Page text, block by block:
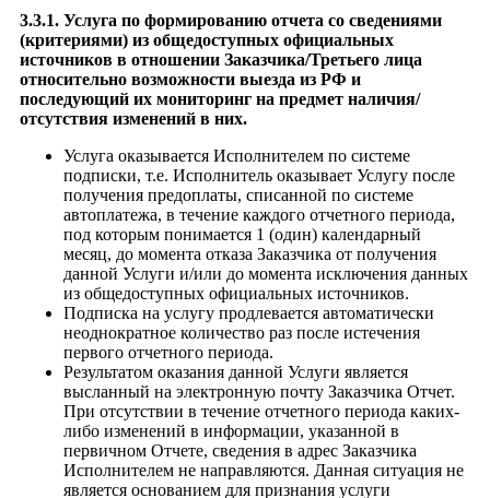
3.3.1. Услуга по формированию отчета со сведениями
(критериями) из общедоступных официальных
источников в отношении Заказчика/Третьего лица
относительно возможности выезда из РФ и
последующий их мониторинг на предмет наличия/
отсутствия изменений в них.
Услуга оказывается Исполнителем по системе
подписки, т.е. Исполнитель оказывает Услугу после
получения предоплаты, списанной по системе
автоплатежа, в течение каждого отчетного периода,
под которым понимается 1 (один) календарный
месяц, до момента отказа Заказчика от получения
данной Услуги и/или до момента исключения данных
из общедоступных официальных источников.
Подписка на услугу продлевается автоматически
неоднократное количество раз после истечения
первого отчетного периода.
Результатом оказания данной Услуги является
высланный на электронную почту Заказчика Отчет.
При отсутствии в течение отчетного периода каких-
либо изменений в информации, указанной в
первичном Отчете, сведения в адрес Заказчика
Исполнителем не направляются. Данная ситуация не
является основанием для признания услуги